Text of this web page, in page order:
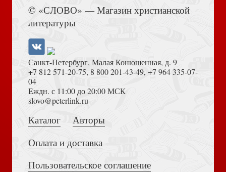
Сокровищница Давида. Т.6
Толкование на Апокалипсис (Тихоний Африканский)
© «СЛОВО» — Магазин христианской
литературы
Санкт-Петербург, Малая Конюшенная, д. 9
+7 812 571-20-75, 8 800 201-43-49, +7 964 335-07-
04
Еждн. с 11:00 до 20:00 МСК
slovo@peterlink.ru
Каталог
Авторы
Оплата и доставка
Пользовательское соглашение